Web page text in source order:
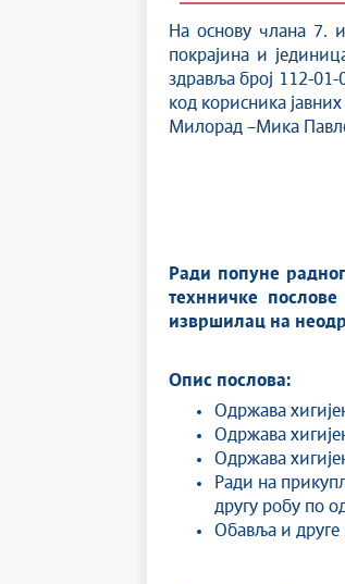
На основу члана 7.
покрајина и
здравља број 112-
код корисника
Милорад –Мика
Ради попуне
технничке
извршилац на
Опис послова:
Одржава
Одржава
Одржава
Ради на
другу робу по
Обавља и друге